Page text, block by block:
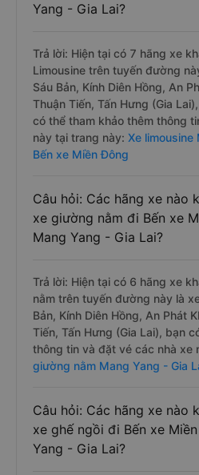
Yang - Gia Lai?
Trả lời: Hiện tại có 7 hãng xe
Limousine trên tuyến đường
Sáu Bản, Kính Diên Hồng, An
Thuận Tiến, Tấn Hưng (Gia
có thể tham khảo thêm thông
này tại trang này: Xe limousine
Bến xe Miền Đông
Câu hỏi: Các hãng xe nào
xe giường nằm đi Bến xe
Mang Yang - Gia Lai?
Trả lời: Hiện tại có 6 hãng xe
nằm trên tuyến đường này là
Bản, Kính Diên Hồng, An Phát
Tiến, Tấn Hưng (Gia Lai), bạn
thông tin và đặt vé các nhà xe
giường nằm Mang Yang - Gia
Câu hỏi: Các hãng xe nào
xe ghế ngồi đi Bến xe
Yang - Gia Lai?